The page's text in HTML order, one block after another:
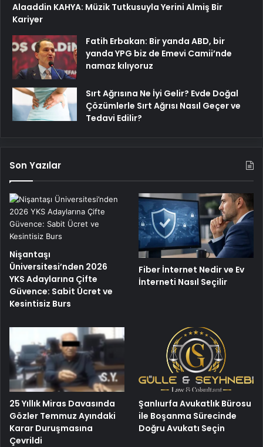
Alaaddin KAHYA: Müzik Tutkusuyla Yerini Almiş Bir
Kariyer
Fatih Erbakan: Bir yanda ABD, bir
yanda YPG biz de Emevi Camii’nde
namaz kılıyoruz
Sırt Ağrısına Ne İyi Gelir? Evde Doğal
Çözümlerle Sırt Ağrısı Nasıl Geçer ve
Tedavi Edilir?
Son Yazılar
Nişantaşı
Üniversitesi’nden 2026
YKS Adaylarına Çifte
Güvence: Sabit Ücret ve
Kesintisiz Burs
Fiber İnternet Nedir ve Ev
İnterneti Nasıl Seçilir
25 Yıllık Miras Davasında
Gözler Temmuz Ayındaki
Karar Duruşmasına
Çevrildi
Şanlıurfa Avukatlık Bürosu
ile Boşanma Sürecinde
Doğru Avukatı Seçin